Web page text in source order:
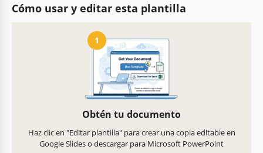
Cómo usar y editar esta plantilla
1
Obtén tu documento
Haz clic en "Editar plantilla" para crear una copia editable en
Google Slides o descargar para Microsoft PowerPoint